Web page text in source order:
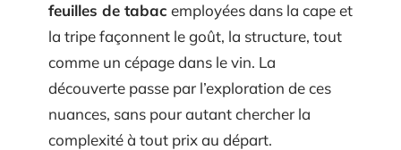
feuilles de tabac employées dans la cape et
la tripe façonnent le goût, la structure, tout
comme un cépage dans le vin. La
découverte passe par l’exploration de ces
nuances, sans pour autant chercher la
complexité à tout prix au départ.